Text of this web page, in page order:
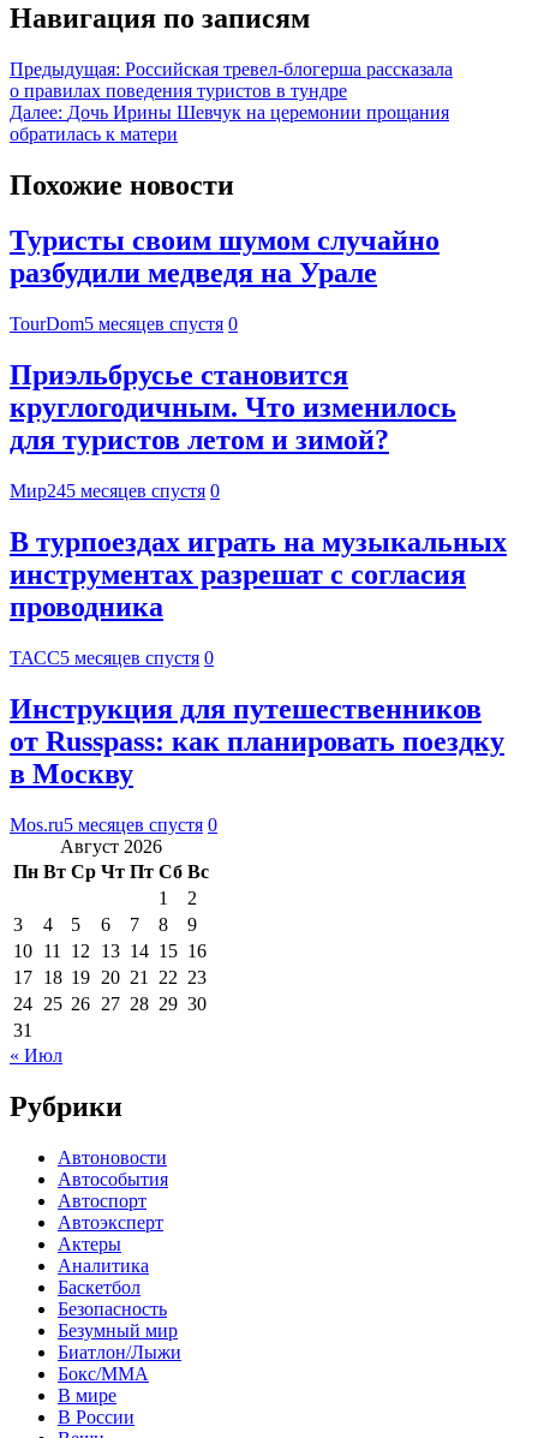
Навигация по записям
Предыдущая: Российская тревел-блогерша рассказала
о правилах поведения туристов в тундре
Далее: Дочь Ирины Шевчук на церемонии прощания
обратилась к матери
Похожие новости
Туристы своим шумом случайно
разбудили медведя на Урале
TourDom5 месяцев спустя 0
Приэльбрусье становится
круглогодичным. Что изменилось
для туристов летом и зимой?
Мир245 месяцев спустя 0
В турпоездах играть на музыкальных
инструментах разрешат с согласия
проводника
ТАСС5 месяцев спустя 0
Инструкция для путешественников
от Russpass: как планировать поездку
в Москву
Mos.ru5 месяцев спустя 0
Август 2026
Пн Вт Ср Чт Пт Сб Вс
1
2
3
4 5 6 7 8
9
10 11 12 13 14 15 16
17 18 19 20 21 22 23
24 25 26 27 28 29 30
31
« Июл
Рубрики
Автоновости
Автособытия
Автоспорт
Автоэксперт
Актеры
Аналитика
Баскетбол
Безопасность
Безумный мир
Биатлон/Лыжи
Бокс/MMA
В мире
В России